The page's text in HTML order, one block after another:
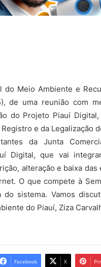
do Meio Ambiente e
de uma reunião com
do Projeto Piauí
e da Legalização
da Junta
Digital, que vai
alteração e baixa
O que compete à
do sistema. Vamos
do Piauí, Ziza
Facebook X